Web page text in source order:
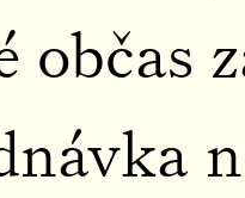
občas